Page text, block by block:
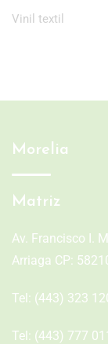
Vinil textil
Morelia
Matriz
Av. Francisco I.
Arriaga CP:
Tel: (443) 323
Tel: (443) 777